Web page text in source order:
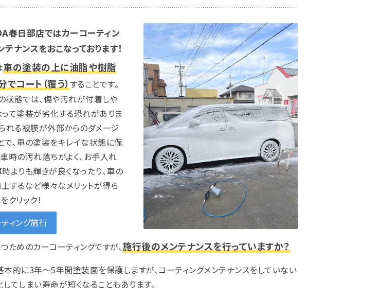
春日部店ではカーコーティン
テナンスをおこなっております！
車の塗装の上に油脂や樹脂
コート（覆う） することです。
状態では、傷や汚れが付着しや
って塗装が劣化する恐れがありま
れる被膜が外部からのダメージ
で、車の塗装をキレイな状態に保
時の汚れ落ちがよく､お手入れ
よりも輝きが良くなったり、車の
するなど様々なメリットが得ら
クリック！
ィング施行
ためのカーコーティングですが、施行後のメンテナンスを行っていますか？
本的に3年～5年間塗装面を保護しますが、コーティングメンテナンスをしていない
てしまい寿命が短くなることもあります。